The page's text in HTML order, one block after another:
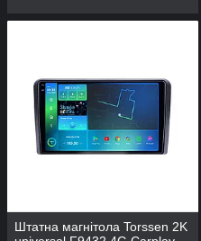
Штатна магнітола Torssen 2K